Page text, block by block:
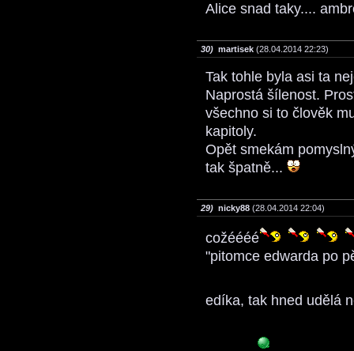
Alice snad taky....
30) martisek (28.04.2014 22:23)
Tak tohle byla asi ta
Naprostá šílenost.
všechno si to člověk
kapitoly.
Opět smekám
tak špatně...
29) nicky88 (28.04.2014 22:04)
cožéééé
"pitomce edwarda po
edíka, tak hned udělá